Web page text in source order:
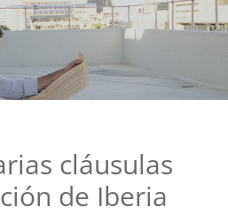
cláusulas
de Iberia